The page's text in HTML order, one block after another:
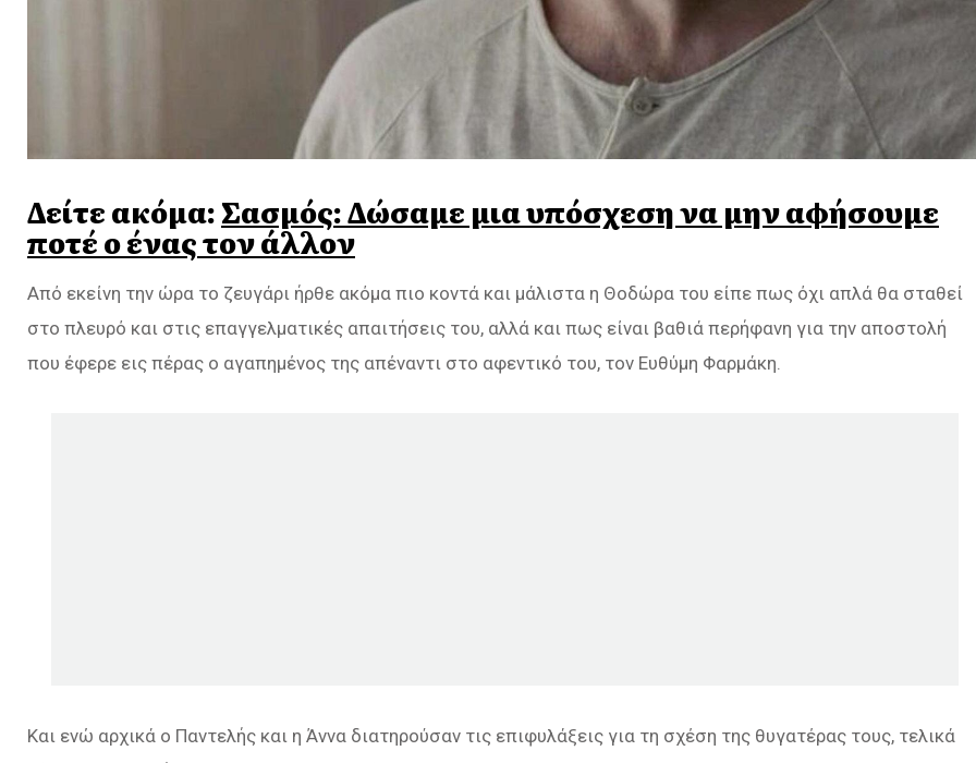
Δείτε ακόμα:Σασμός: Δώσαμε μια υπόσχεση να μην αφήσουμε
ποτέ ο ένας τον άλλον
Από εκείνη την ώρα το ζευγάρι ήρθε ακόμα πιο κοντά και μάλιστα η Θοδώρα του είπε πως όχι απλά θα σταθεί
στο πλευρό και στις επαγγελματικές απαιτήσεις του, αλλά και πως είναι βαθιά περήφανη για την αποστολή
που έφερε εις πέρας ο αγαπημένος της απέναντι στο αφεντικό του, τον Ευθύμη Φαρμάκη.
Και ενώ αρχικά ο Παντελής και η Άννα διατηρούσαν τις επιφυλάξεις για τη σχέση της θυγατέρας τους, τελικά